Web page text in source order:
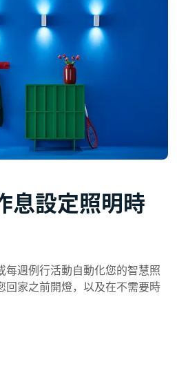
息設定照明時
每週例行活動自動化您的智慧照
回家之前開燈，以及在不需要時